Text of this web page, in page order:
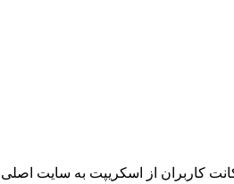
کاربران از اسکریپت به سایت